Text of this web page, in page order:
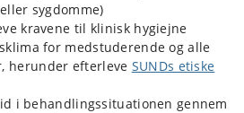
sygdomme)
kravene til klinisk hygiejne
for medstuderende og alle
herunder efterleve SUNDs etiske
i behandlingssituationen gennem